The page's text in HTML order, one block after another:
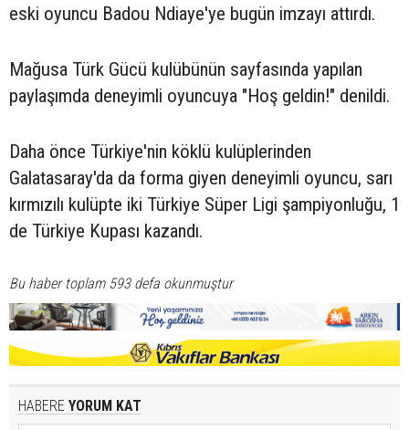
eski oyuncu Badou Ndiaye'ye bugün imzayı attırdı.
Mağusa Türk Gücü kulübünün sayfasında yapılan
paylaşımda deneyimli oyuncuya "Hoş geldin!" denildi.
Daha önce Türkiye'nin köklü kulüplerinden
Galatasaray'da da forma giyen deneyimli oyuncu, sarı
kırmızılı kulüpte iki Türkiye Süper Ligi şampiyonluğu, 1
de Türkiye Kupası kazandı.
Bu haber toplam 593 defa okunmuştur
HABERE YORUM KAT